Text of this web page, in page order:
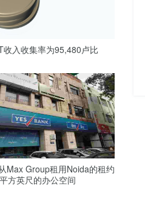
收入收集率为95,480卢比
Max Group租用Noida的租约
方英尺的办公空间